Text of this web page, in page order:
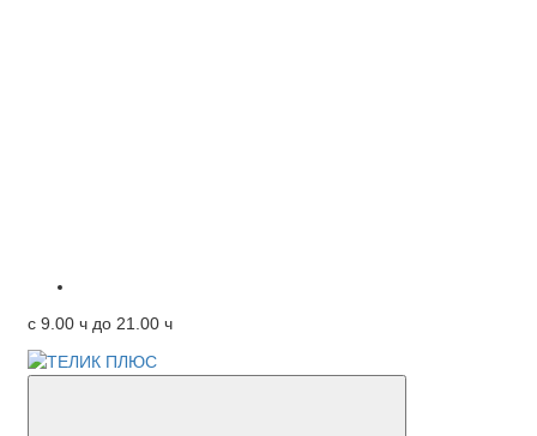
c 9.00 ч до 21.00 ч